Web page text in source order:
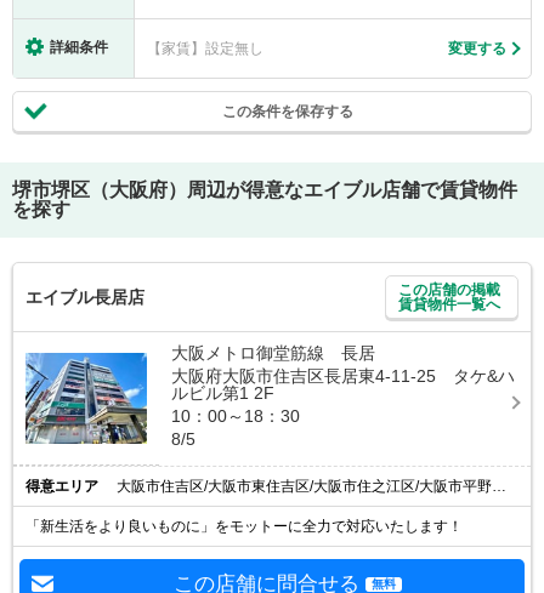
詳細条件 【家賃】設定無し 変更する
この条件を保存する
堺市堺区（大阪府）
周辺が得意なエイブル店舗で賃貸物件
を探す
エイブル長居店
この店舗の掲載
賃貸物件一覧へ
大阪メトロ御堂筋線 長居
大阪府大阪市住吉区長居東4-11-25 タケ&ハ
ルビル第1 2F
10：00～18：30
8/5
得意エリア 大阪市住吉区/大阪市東住吉区/大阪市住之江区/大阪市平野区/堺市堺区
「新生活をより良いものに」をモットーに全力で対応いたします！
この店舗に問合せる 無料